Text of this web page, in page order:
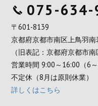
075-634-
〒601-8139
京都府京都市南区上鳥羽
（旧表記：京都府京都市
営業時間 9:00～16:00（6
不定休（8月は原則休業）
詳しくはこちら